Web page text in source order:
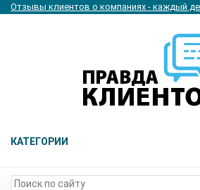
Отзывы клиентов о компаниях - каждый
КАТЕГОРИИ